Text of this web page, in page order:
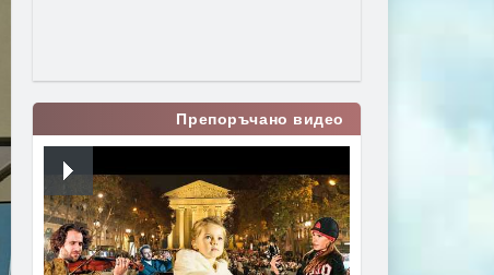
Препоръчано видео